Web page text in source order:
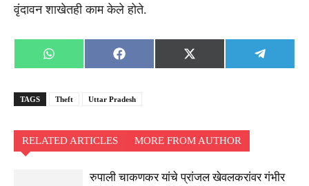
वृंदावन शाखेतही काम केले होते.
Share
on
WhatsApp
Share
on
Facebook
Share
on
X
(Twitter)
Share
on
TAGS Theft Uttar Pradesh
RELATED ARTICLES MORE FROM AUTHOR
रुपाली चाकणकर यांचे प्रांजल खेवलकरांवर गंभीर